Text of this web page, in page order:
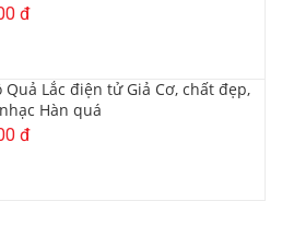
đ
Quả Lắc điện tử Giả Cơ, chất đẹp,
Hàn quá
đ